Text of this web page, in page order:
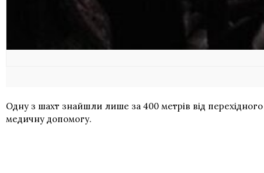
Одну з шахт знайшли лише за 400 метрів від
медичну допомогу.